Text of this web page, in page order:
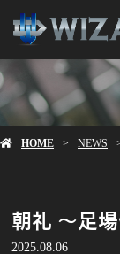
HOME NEWS
朝礼 〜足
2025.08.06